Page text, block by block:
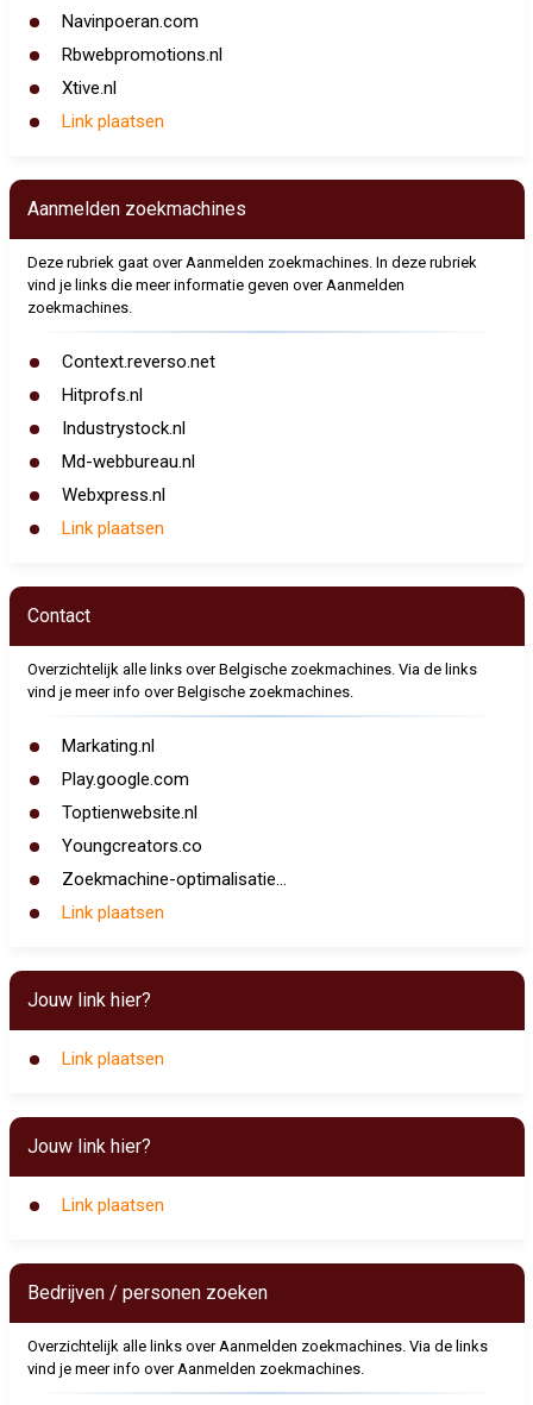
Navinpoeran.com
Rbwebpromotions.nl
Xtive.nl
Link plaatsen
Aanmelden zoekmachines
Deze rubriek gaat over Aanmelden zoekmachines. In deze rubriek
vind je links die meer informatie geven over Aanmelden
zoekmachines.
Context.reverso.net
Hitprofs.nl
Industrystock.nl
Md-webbureau.nl
Webxpress.nl
Link plaatsen
Contact
Overzichtelijk alle links over Belgische zoekmachines. Via de links
vind je meer info over Belgische zoekmachines.
Markating.nl
Play.google.com
Toptienwebsite.nl
Youngcreators.co
Zoekmachine-optimalisatie...
Link plaatsen
Jouw link hier?
Link plaatsen
Jouw link hier?
Link plaatsen
Bedrijven / personen zoeken
Overzichtelijk alle links over Aanmelden zoekmachines. Via de links
vind je meer info over Aanmelden zoekmachines.